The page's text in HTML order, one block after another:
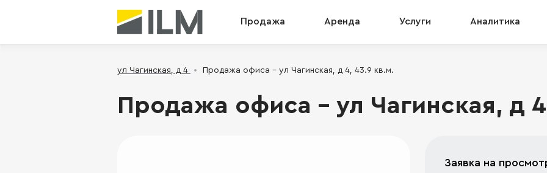
Продажа Аренда Услуги Аналитика
ул Чагинская, д 4 Продажа офиса - ул Чагинская, д 4, 43.9 кв.м.
Продажа офиса - ул Чагинская, д
Заявка на